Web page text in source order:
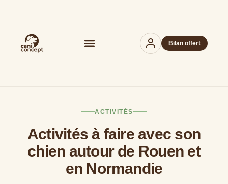
Bilan offert
ACTIVITÉS
Activités à faire avec son
chien autour de Rouen et
en Normandie